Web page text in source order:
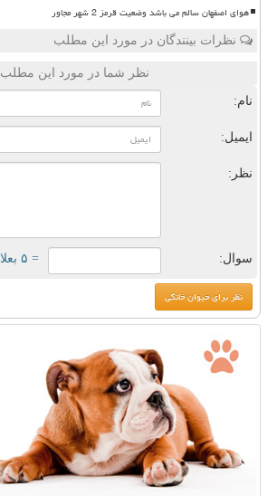
هوای اصفهان سالم می باشد وضعیت قرمز 2 شهر مجاور
نظرات بینندگان در مورد این مطلب
نظر شما در مورد این مطلب
نام:
ایمیل:
نظر:
سوال: = ۵ بعلاوه ۱